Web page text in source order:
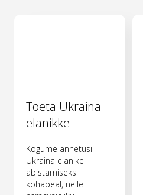
Toeta Ukraina
elanikke
Kogume annetusi
Ukraina elanike
abistamiseks
kohapeal, neile